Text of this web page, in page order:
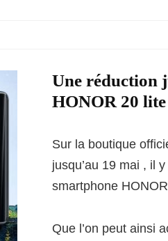
Une réduction
HONOR 20
Sur la boutique
jusqu’au 19 mai , il
smartphone
Que l’on peut ainsi